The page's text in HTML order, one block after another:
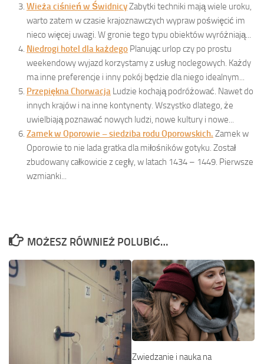
Wieża ciśnień w ŚwidnicyZabytki techniki mają wiele uroku,
warto zatem w czasie krajoznawczych wypraw poświęcić im
nieco więcej uwagi. W gronie tego typu obiektów wyróżniają...
Niedrogi hotel dla każdego Planując urlop czy po prostu
weekendowy wyjazd korzystamy z usług noclegowych. Każdy
ma inne preferencje i inny pokój będzie dla niego idealnym...
Przepiękna Chorwacja Ludzie kochają podróżować. Nawet do
innych krajów i na inne kontynenty. Wszystko dlatego, że
uwielbiają poznawać nowych ludzi, nowe kultury i nowe...
Zamek w Oporowie – siedziba rodu Oporowskich. Zamek w
Oporowie to nie lada gratka dla miłośników gotyku. Został
zbudowany całkowicie z cegły, w latach 1434 – 1449. Pierwsze
wzmianki...
MOŻESZ RÓWNIEŻ POLUBIĆ…
Zwiedzanie i nauka na